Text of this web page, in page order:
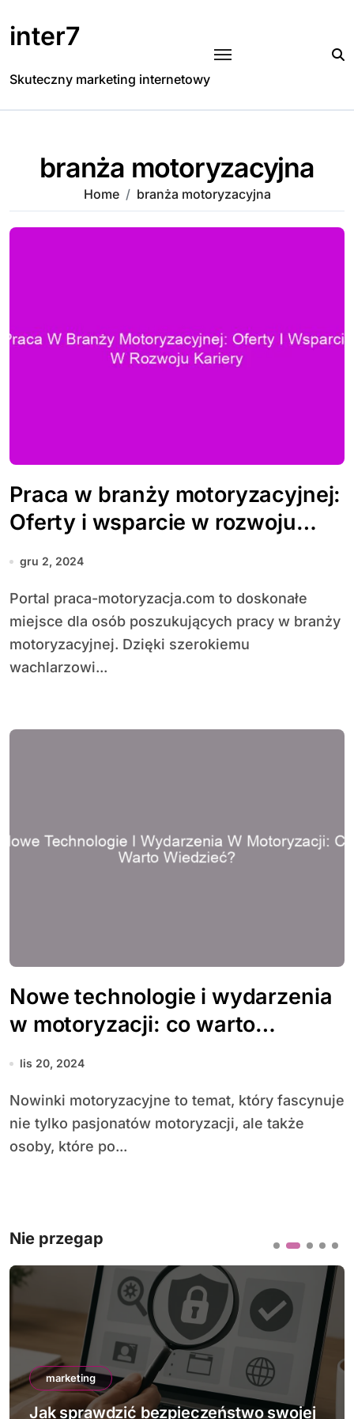
to
content
inter7
Skuteczny marketing internetowy
branża motoryzacyjna
Home branża motoryzacyjna
Praca w branży motoryzacyjnej:
Oferty i wsparcie w rozwoju
kariery
gru 2, 2024
Portal praca-motoryzacja.com to doskonałe
miejsce dla osób poszukujących pracy w branży
motoryzacyjnej. Dzięki szerokiemu
wachlarzowi...
Nowe technologie i wydarzenia
w motoryzacji: co warto
wiedzieć?
lis 20, 2024
Nowinki motoryzacyjne to temat, który fascynuje
nie tylko pasjonatów motoryzacji, ale także
osoby, które po...
Nie przegap
marketing
Jak sprawdzić bezpieczeństwo swojej